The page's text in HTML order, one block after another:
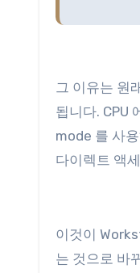
그 이유는 원
됩니다. CPU
mode 를 사
다이렉트 액
이것이
는 것으로 바